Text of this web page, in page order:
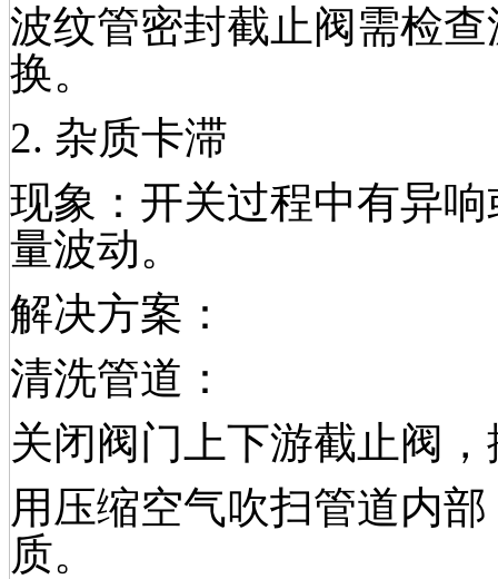
波纹管密封截止阀需检
换。
2. 杂质卡滞
现象：开关过程中有异
量波动。
解决方案：
清洗管道：
关闭阀门上下游截止阀
用压缩空气吹扫管道内
质。